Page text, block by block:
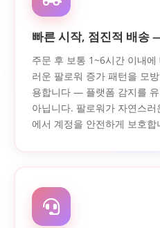
빠른 시작, 점진적 배송
주문 후 보통 1~6시간 이내
러운 팔로워 증가 패턴을 모
용합니다 — 플랫폼 감지를
아닙니다. 팔로워가 자연스
에서 계정을 안전하게 보호합